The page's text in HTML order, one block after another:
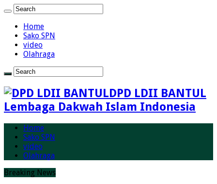
Home
Sako SPN
video
Olahraga
DPD LDII BANTUL
Lembaga Dakwah Islam Indonesia
Home
Sako SPN
video
Olahraga
Breaking News